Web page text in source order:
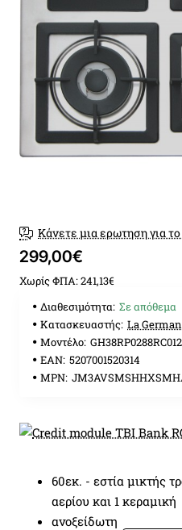
Κάνετε μια ερωτηση για
299,00€
Χωρίς ΦΠΑ: 241,13€
Διαθεσιμότητα: Σε απόθεμα
Κατασκευαστής: La
Μοντέλο:
EAN: 5207001520314
MPN:
60εκ. - εστία μικτής
αερίου και 1 κεραμική
ανοξείδωτη